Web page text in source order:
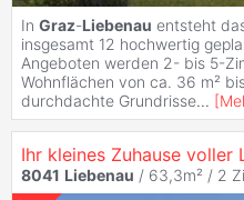
In Graz-Liebenau entsteht
insgesamt 12 hochwertig
Angeboten werden 2- bis 5-
Wohnflächen von ca. 36 m²
durchdachte Grundrisse... [
8041 Liebenau / 63,3m² / 2